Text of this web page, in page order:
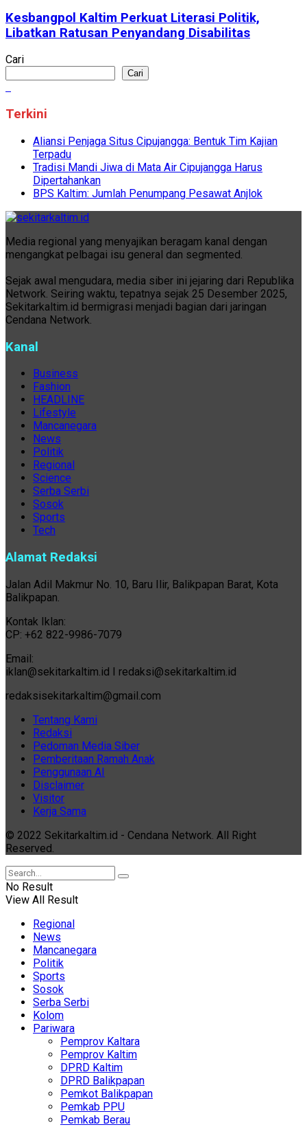
Kesbangpol Kaltim Perkuat Literasi Politik,
Libatkan Ratusan Penyandang Disabilitas
Cari
Cari
Terkini
Aliansi Penjaga Situs Cipujangga: Bentuk Tim Kajian
Terpadu
Tradisi Mandi Jiwa di Mata Air Cipujangga Harus
Dipertahankan
BPS Kaltim: Jumlah Penumpang Pesawat Anjlok
Media regional yang menyajikan beragam kanal dengan
mengangkat pelbagai isu general dan segmented.
Sejak awal mengudara, media siber ini jejaring dari Republika
Network. Seiring waktu, tepatnya sejak 25 Desember 2025,
Sekitarkaltim.id bermigrasi menjadi bagian dari jaringan
Cendana Network.
Kanal
Business
Fashion
HEADLINE
Lifestyle
Mancanegara
News
Politik
Regional
Science
Serba Serbi
Sosok
Sports
Tech
Alamat Redaksi
Jalan Adil Makmur No. 10, Baru Ilir, Balikpapan Barat, Kota
Balikpapan.
Kontak Iklan:
CP: +62 822-9986-7079
Email:
iklan@sekitarkaltim.id I redaksi@sekitarkaltim.id
redaksisekitarkaltim@gmail.com
Tentang Kami
Redaksi
Pedoman Media Siber
Pemberitaan Ramah Anak
Penggunaan AI
Disclaimer
Visitor
Kerja Sama
© 2022 Sekitarkaltim.id - Cendana Network. All Right
Reserved.
No Result
View All Result
Regional
News
Mancanegara
Politik
Sports
Sosok
Serba Serbi
Kolom
Pariwara
Pemprov Kaltara
Pemprov Kaltim
DPRD Kaltim
DPRD Balikpapan
Pemkot Balikpapan
Pemkab PPU
Pemkab Berau